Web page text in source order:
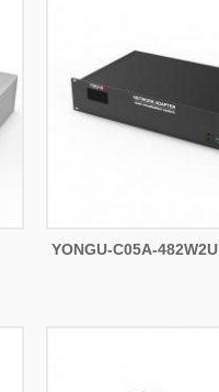
YONGU-C05A-482W2U